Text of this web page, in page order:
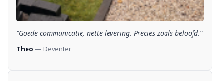
“Goede communicatie, nette levering. Precies zoals beloofd.”
Theo — Deventer